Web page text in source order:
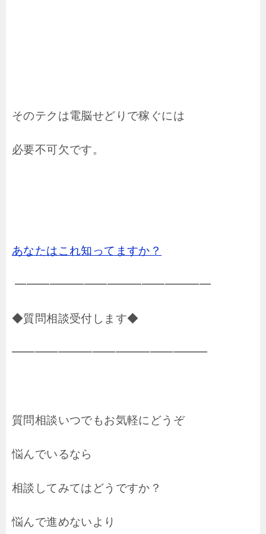
そのテクは電脳せどりで稼ぐには
必要不可欠です。
あなたはこれ知ってますか？
━━━━━━━━━━━━━━━━━
◆質問相談受付します◆
━━━━━━━━━━━━━━━━━
質問相談いつでもお気軽にどうぞ
悩んでいるなら
相談してみてはどうですか？
悩んで進めないより